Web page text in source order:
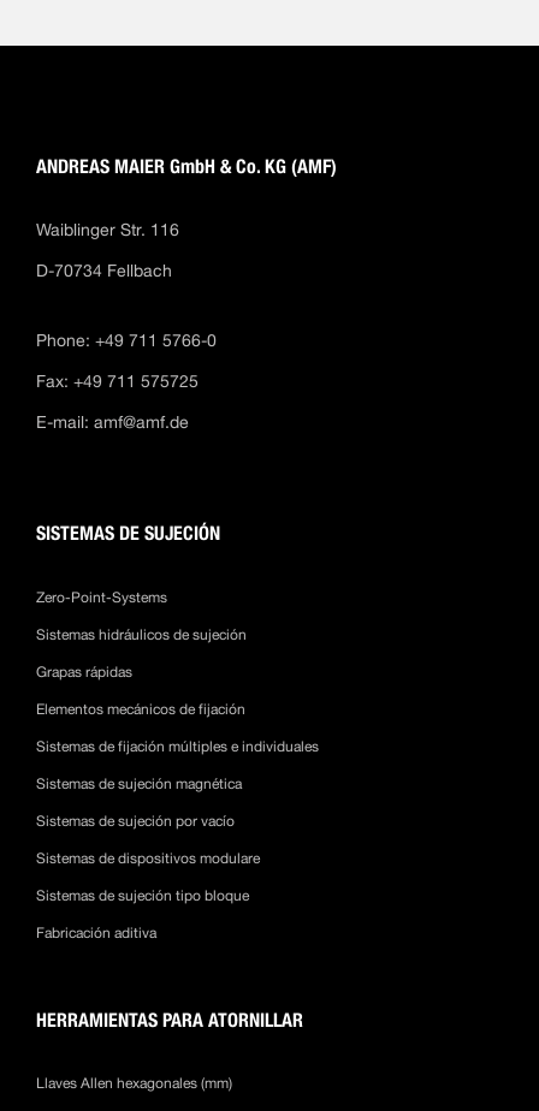
ANDREAS MAIER GmbH & Co. KG (AMF)
Waiblinger Str. 116
D-70734 Fellbach
Phone: +49 711 5766-0
Fax: +49 711 575725
E-mail: amf@amf.de
SISTEMAS DE SUJECIÓN
Zero-Point-Systems
Sistemas hidráulicos de sujeción
Grapas rápidas
Elementos mecánicos de fijación
Sistemas de fijación múltiples e individuales
Sistemas de sujeción magnética
Sistemas de sujeción por vacío
Sistemas de dispositivos modulare
Sistemas de sujeción tipo bloque
Fabricación aditiva
HERRAMIENTAS PARA ATORNILLAR
Llaves Allen hexagonales (mm)